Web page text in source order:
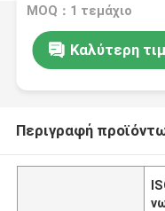
MOQ：1 τεμάχιο
Καλύτερη
Περιγραφή